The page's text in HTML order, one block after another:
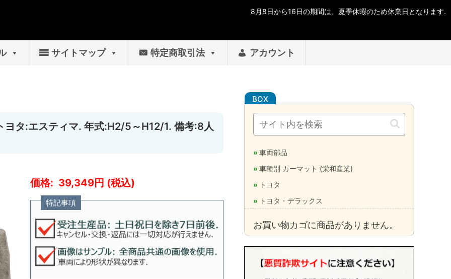
サイトマップ 特定商取引法 アカウント
ヨタ:エスティマ. 年式:H2/5～H12/1. 備考:8人
39,349
特記事項
車両部品
車種別 カーマット (栄和産業)
トヨタ
トヨタ・デラックス
お買い物カゴに商品がありません。